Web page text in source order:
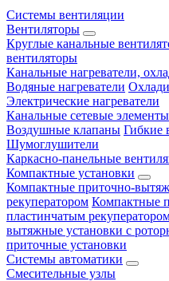
Системы вентиляции
Вентиляторы
Круглые канальные
вентиляторы
Канальные нагреватели,
Водяные нагреватели
Электрические нагреватели
Канальные сетевые элементы
Воздушные клапаны Гибкие
Шумоглушители
Каркасно-панельные
Компактные установки
Компактные приточно-
рекуператором Компактные
пластинчатым
вытяжные установки с
приточные установки
Системы автоматики
Смесительные узлы